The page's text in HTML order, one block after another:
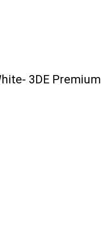
3DE Premium